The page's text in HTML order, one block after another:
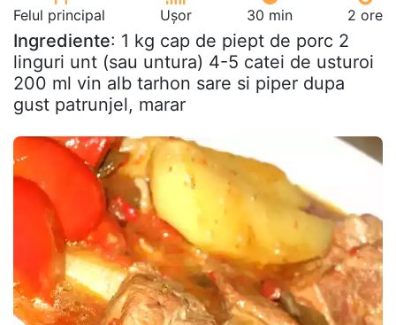
Felul principal Ușor 30 min 2 ore
Ingrediente: 1 kg cap de piept de porc 2
linguri unt (sau untura) 4-5 catei de usturoi
200 ml vin alb tarhon sare si piper dupa
gust patrunjel, marar